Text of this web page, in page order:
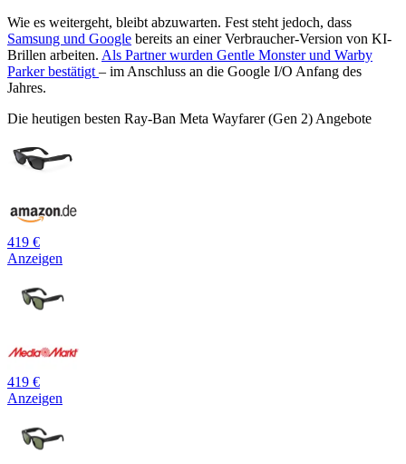
Wie es weitergeht, bleibt abzuwarten. Fest steht jedoch, dass
Samsung und Google bereits an einer Verbraucher-Version von KI-
Brillen arbeiten. Als Partner wurden Gentle Monster und Warby
Parker bestätigt – im Anschluss an die Google I/O Anfang des
Jahres.
Die heutigen besten Ray-Ban Meta Wayfarer (Gen 2) Angebote
419 €
Anzeigen
419 €
Anzeigen